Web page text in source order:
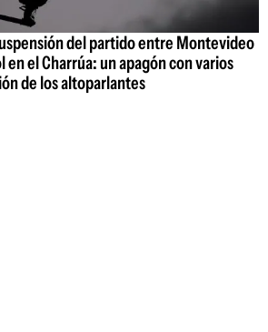
del partido entre Montevideo
en el Charrúa: un apagón con varios
de los altoparlantes